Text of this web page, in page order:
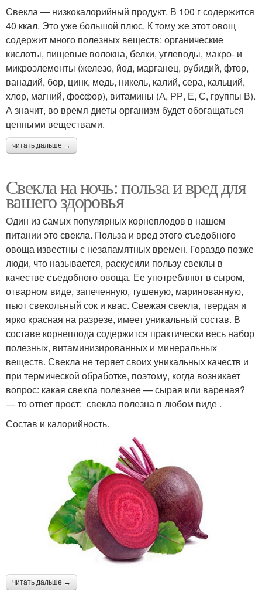
Свекла — низкокалорийный продукт. В 100 г содержится
40 ккал. Это уже большой плюс. К тому же этот овощ
содержит много полезных веществ: органические
кислоты, пищевые волокна, белки, углеводы, макро- и
микроэлементы (железо, йод, марганец, рубидий, фтор,
ванадий, бор, цинк, медь, никель, калий, сера, кальций,
хлор, магний, фосфор), витамины (А, РР, Е, С, группы В).
А значит, во время диеты организм будет обогащаться
ценными веществами.
читать дальше →
Свекла на ночь: польза и вред для
вашего здоровья
Один из самых популярных корнеплодов в нашем
питании это свекла. Польза и вред этого съедобного
овоща известны с незапамятных времен. Гораздо позже
люди, что называется, раскусили пользу свеклы в
качестве съедобного овоща. Ее употребляют в сыром,
отварном виде, запеченную, тушеную, маринованную,
пьют свекольный сок и квас. Свежая свекла, твердая и
ярко красная на разрезе, имеет уникальный состав. В
составе корнеплода содержится практически весь набор
полезных, витаминизированных и минеральных
веществ. Свекла не теряет своих уникальных качеств и
при термической обработке, поэтому, когда возникает
вопрос: какая свекла полезнее — сырая или вареная?
— то ответ прост: свекла полезна в любом виде .
Состав и калорийность.
читать дальше →